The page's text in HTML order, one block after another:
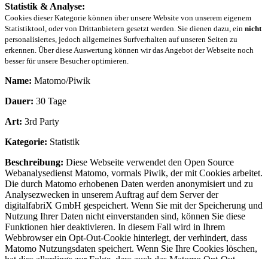
Statistik & Analyse:
Cookies dieser Kategorie können über unsere Website von unserem eigenem
Statistiktool, oder von Drittanbietern gesetzt werden. Sie dienen dazu, ein nicht
personalisiertes, jedoch allgemeines Surfverhalten auf unseren Seiten zu
erkennen. Über diese Auswertung können wir das Angebot der Webseite noch
besser für unsere Besucher optimieren.
Name: Matomo/Piwik
Dauer: 30 Tage
Art: 3rd Party
Kategorie: Statistik
Beschreibung: Diese Webseite verwendet den Open Source
Webanalysedienst Matomo, vormals Piwik, der mit Cookies arbeitet.
Die durch Matomo erhobenen Daten werden anonymisiert und zu
Analysezwecken in unserem Auftrag auf dem Server der
digitalfabriX GmbH gespeichert. Wenn Sie mit der Speicherung und
Nutzung Ihrer Daten nicht einverstanden sind, können Sie diese
Funktionen hier deaktivieren. In diesem Fall wird in Ihrem
Webbrowser ein Opt-Out-Cookie hinterlegt, der verhindert, dass
Matomo Nutzungsdaten speichert. Wenn Sie Ihre Cookies löschen,